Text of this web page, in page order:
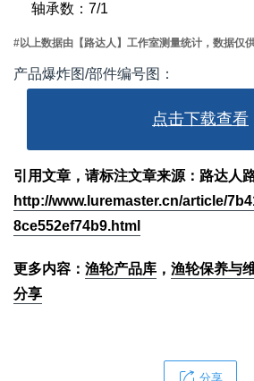
轴承数：7/1
#以上数据由【路达人】工作室测量统计，数据仅
产品爆炸图/部件编号图：
点击下载查看
引用文章，请标注文章来源：路达人
http://www.luremaster.cn/article/
8ce552ef74b9.html
更多内容： 渔轮产品库 ， 渔轮保养与
分享
分享